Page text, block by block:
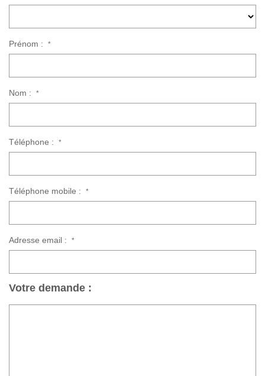
Prénom : *
Nom : *
Téléphone : *
Téléphone mobile : *
Adresse email : *
Votre demande :